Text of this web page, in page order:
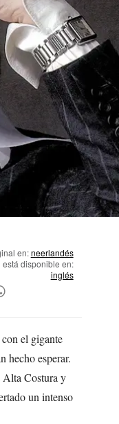
en:neerlandés
está disponible en:
inglés
el gigante
hecho esperar.
Alta Costura y
un intenso